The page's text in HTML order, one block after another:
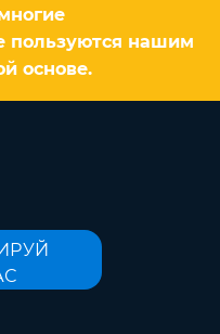
пользуются нашим
основе.